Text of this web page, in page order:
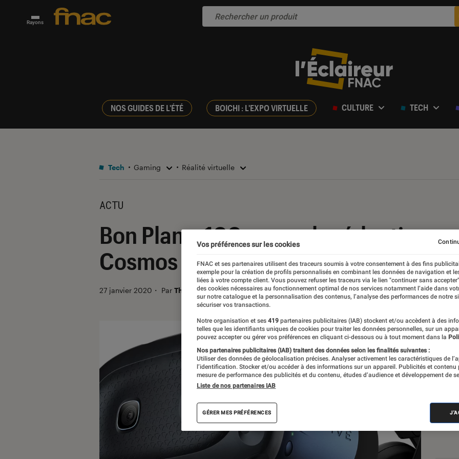
Rayons
NOS GUIDES DE L'ÉTÉ BOICHI : L'EXPO VIRTUELLE CULTURE TECH
Tech Gaming Réalité virtuelle
ACTU
Bon Plan – 100 euros de réduction
Cosmos
27 janvier 2020 ・ Par Thomas Estimbre
Vos préférences sur les cookies
FNAC et ses partenaires utilisent des traceurs soumis à votre consentement à des fins
exemple pour la création de profils personnalisés en combinant les données de navigation et
liées à votre compte client. Vous pouvez refuser les traceurs via le lien "continuer sans
des cookies nécessaires au fonctionnement optimal de nos services notamment l’aide dans
sur notre catalogue et la personnalisation des contenus, l’analyse des performances de notre
sécuriser vos transactions.
Notre organisation et ses 419 partenaires publicitaires (IAB) stockent et/ou accèdent à des
telles que les identifiants uniques de cookies pour traiter les données personnelles, sur un
pouvez accepter ou gérer vos préférences en cliquant ci-dessous ou à tout moment dans la
Nos partenaires publicitaires (IAB) traitent des données selon les finalités suivantes :
Utiliser des données de géolocalisation précises. Analyser activement les caractéristiques de
l’identification. Stocker et/ou accéder à des informations sur un appareil. Publicités et contenu
mesure de performance des publicités et du contenu, études d’audience et développement de
Liste de nos partenaires IAB
GÉRER MES PRÉFÉRENCES